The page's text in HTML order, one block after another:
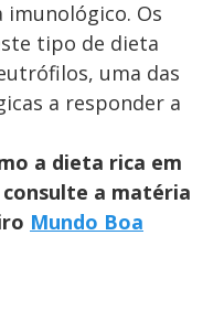
Os
tipo de dieta
uma das
a responder a
a dieta rica em
a matéria
Mundo Boa